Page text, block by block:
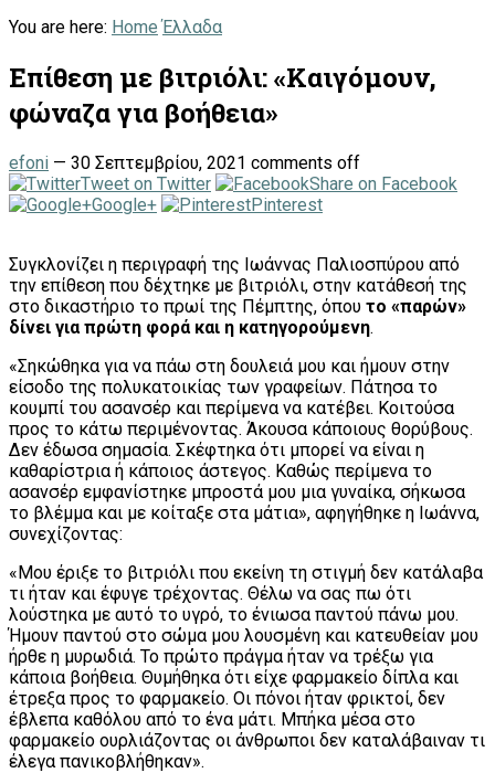
You are here: Home Έλλαδα
Επίθεση με βιτριόλι: «Καιγόμουν,
φώναζα για βοήθεια»
efoni — 30 Σεπτεμβρίου, 2021 comments off
Tweet on Twitter
Share on Facebook
Google+
Pinterest
Συγκλονίζει η περιγραφή της Ιωάννας Παλιοσπύρου από
την επίθεση που δέχτηκε με βιτριόλι, στην κατάθεσή της
στο δικαστήριο το πρωί της Πέμπτης, όπου το «παρών»
δίνει για πρώτη φορά και η κατηγορούμενη.
«Σηκώθηκα για να πάω στη δουλειά μου και ήμουν στην
είσοδο της πολυκατοικίας των γραφείων. Πάτησα το
κουμπί του ασανσέρ και περίμενα να κατέβει. Κοιτούσα
προς το κάτω περιμένοντας. Άκουσα κάποιους θορύβους.
Δεν έδωσα σημασία. Σκέφτηκα ότι μπορεί να είναι η
καθαρίστρια ή κάποιος άστεγος. Καθώς περίμενα το
ασανσέρ εμφανίστηκε μπροστά μου μια γυναίκα, σήκωσα
το βλέμμα και με κοίταξε στα μάτια», αφηγήθηκε η Ιωάννα,
συνεχίζοντας:
«Μου έριξε το βιτριόλι που εκείνη τη στιγμή δεν κατάλαβα
τι ήταν και έφυγε τρέχοντας. Θέλω να σας πω ότι
λούστηκα με αυτό το υγρό, το ένιωσα παντού πάνω μου.
Ήμουν παντού στο σώμα μου λουσμένη και κατευθείαν μου
ήρθε η μυρωδιά. Το πρώτο πράγμα ήταν να τρέξω για
κάποια βοήθεια. Θυμήθηκα ότι είχε φαρμακείο δίπλα και
έτρεξα προς το φαρμακείο. Οι πόνοι ήταν φρικτοί, δεν
έβλεπα καθόλου από το ένα μάτι. Μπήκα μέσα στο
φαρμακείο ουρλιάζοντας οι άνθρωποι δεν καταλάβαιναν τι
έλεγα πανικοβλήθηκαν».